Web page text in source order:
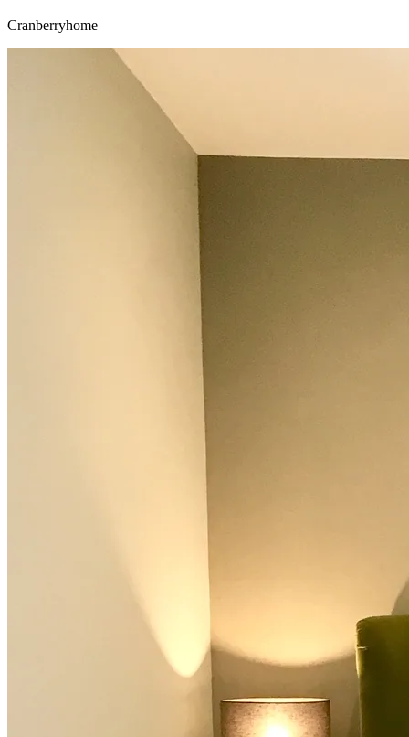
Cranberryhome